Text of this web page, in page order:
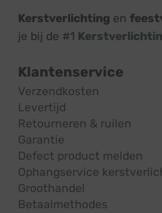
Kerstverlichting en
je bij de #1
Klantenservice
Verzendkosten
Levertijd
Retourneren & ruilen
Garantie
Defect product melden
Ophangservice
Groothandel
Betaalmethodes